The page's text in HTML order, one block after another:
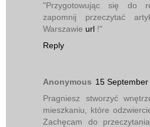
"Przygotowując się do
zapomnij przeczytać
Warszawie url !"
Reply
Anonymous 15
Pragniesz stworzyć
mieszkaniu, które
Zachęcam do